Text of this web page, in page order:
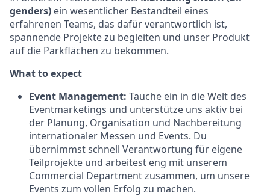
genders) ein wesentlicher Bestandteil eines
erfahrenen Teams, das dafür verantwortlich ist,
spannende Projekte zu begleiten und unser Produkt
auf die Parkflächen zu bekommen.
What to expect
Event Management: Tauche ein in die Welt des
Eventmarketings und unterstütze uns aktiv bei
der Planung, Organisation und Nachbereitung
internationaler Messen und Events. Du
übernimmst schnell Verantwortung für eigene
Teilprojekte und arbeitest eng mit unserem
Commercial Department zusammen, um unsere
Events zum vollen Erfolg zu machen.